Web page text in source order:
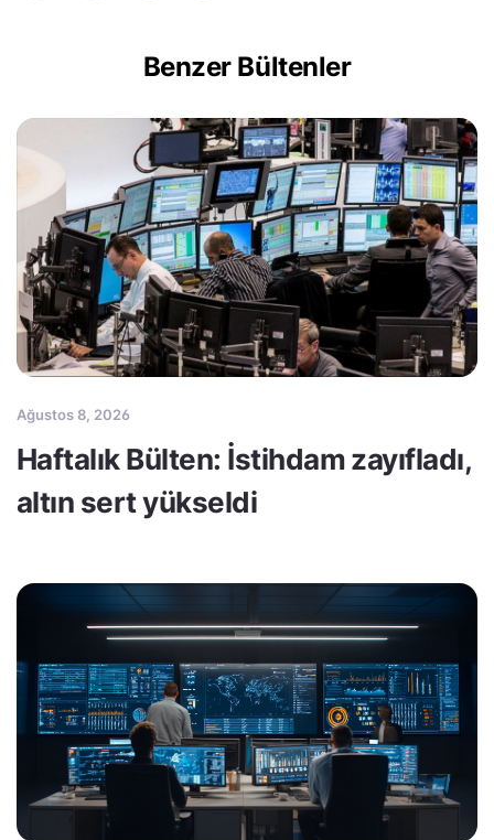
Benzer Bültenler
Ağustos 8, 2026
Haftalık Bülten: İstihdam zayıfladı,
altın sert yükseldi